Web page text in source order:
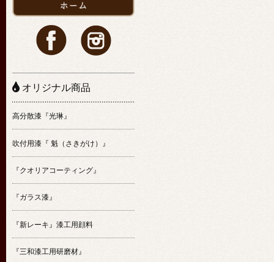
オリジナル商品
高分散漆『光琳』
吹付用漆『 魁（さきがけ）』
『クオリアコーティング』
『ガラス漆』
『新レーキ』漆工用顔料
『三和漆工用研磨材』